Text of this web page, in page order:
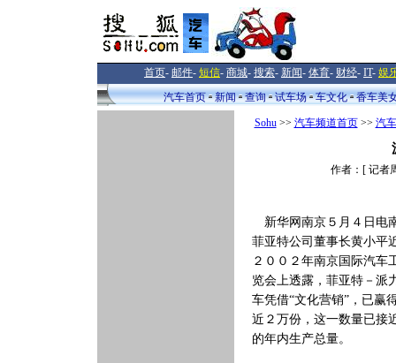
首页- 邮件- 短信- 商城- 搜索- 新闻- 体育- 财经- IT- 娱
汽车首页
新闻 查询 试车场 车文化 香车美
Sohu>> 汽车频道首页>> 汽
作者：[ 记者
新华网南京５月４日电
菲亚特公司董事长黄小平
２００２年南京国际汽车
览会上透露，菲亚特－派
车凭借“文化营销”，已赢
近２万份，这一数量已接
的年内生产总量。